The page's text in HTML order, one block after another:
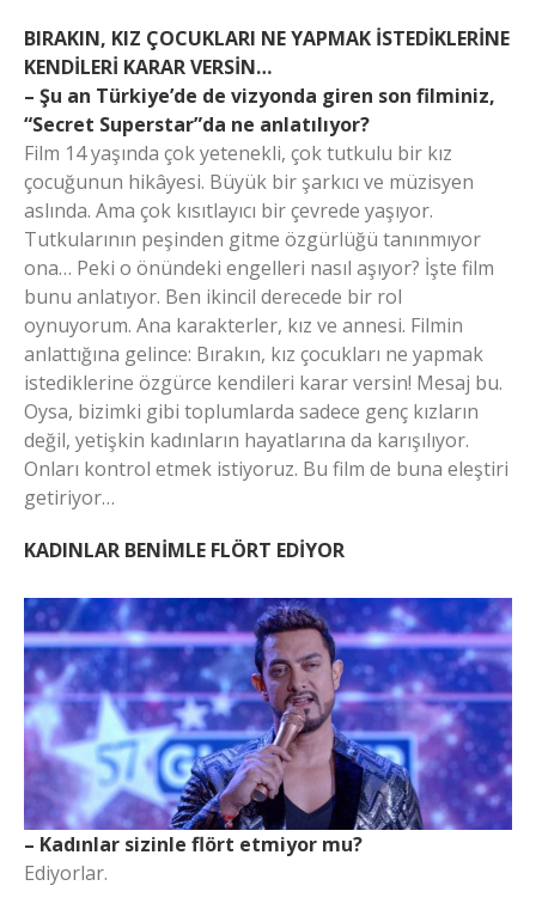
BIRAKIN, KIZ ÇOCUKLARI NE YAPMAK İSTEDİKLERİNE
KENDİLERİ KARAR VERSİN…
– Şu an Türkiye’de de vizyonda giren son filminiz,
“Secret Superstar”da ne anlatılıyor?
Film 14 yaşında çok yetenekli, çok tutkulu bir kız
çocuğunun hikâyesi. Büyük bir şarkıcı ve müzisyen
aslında. Ama çok kısıtlayıcı bir çevrede yaşıyor.
Tutkularının peşinden gitme özgürlüğü tanınmıyor
ona… Peki o önündeki engelleri nasıl aşıyor? İşte film
bunu anlatıyor. Ben ikincil derecede bir rol
oynuyorum. Ana karakterler, kız ve annesi. Filmin
anlattığına gelince: Bırakın, kız çocukları ne yapmak
istediklerine özgürce kendileri karar versin! Mesaj bu.
Oysa, bizimki gibi toplumlarda sadece genç kızların
değil, yetişkin kadınların hayatlarına da karışılıyor.
Onları kontrol etmek istiyoruz. Bu film de buna eleştiri
getiriyor…
KADINLAR BENİMLE FLÖRT EDİYOR
– Kadınlar sizinle flört etmiyor mu?
Ediyorlar.